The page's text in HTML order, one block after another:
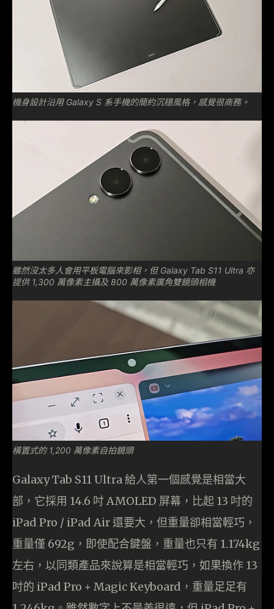
機身設計沿用 Galaxy S 系手機的簡約沉穩風格，感覺很商務。
雖然沒太多人會用平板電腦來影相，但 Galaxy Tab S11 Ultra 亦
提供 1,300 萬像素主攝及 800 萬像素廣角雙鏡頭相機
橫置式的 1,200 萬像素自拍鏡頭
Galaxy Tab S11 Ultra 給人第一個感覺是相當大
部，它採用 14.6 吋 AMOLED 屏幕，比起 13 吋的
iPad Pro / iPad Air 還要大，但重量卻相當輕巧，
重量僅 692g，即使配合鍵盤，重量也只有 1.174kg
左右，以同類產品來說算是相當輕巧，如果換作 13
吋的 iPad Pro + Magic Keyboard，重量足足有